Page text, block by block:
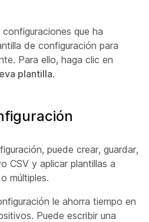
que ha
de configuración para
Para ello, haga clic en
plantilla.
puede crear, guardar,
CSV y aplicar plantillas a
múltiples.
le ahorra tiempo en
Puede escribir una